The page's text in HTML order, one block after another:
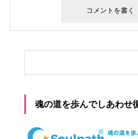
魂の道を歩んでしあわせ